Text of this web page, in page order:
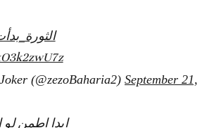
(@zezoBaharia2) September 21,
ابدا اطمن